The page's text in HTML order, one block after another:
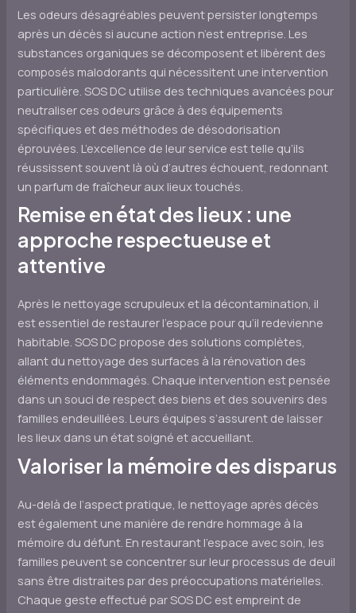
Les odeurs désagréables peuvent persister longtemps
après un décès si aucune action n’est entreprise. Les
substances organiques se décomposent et libèrent des
composés malodorants qui nécessitent une intervention
particulière. SOS DC utilise des techniques avancées pour
neutraliser ces odeurs grâce à des équipements
spécifiques et des méthodes de désodorisation
éprouvées. L’excellence de leur service est telle qu’ils
réussissent souvent là où d’autres échouent, redonnant
un parfum de fraîcheur aux lieux touchés.
Remise en état des lieux : une
approche respectueuse et
attentive
Après le nettoyage scrupuleux et la décontamination, il
est essentiel de restaurer l’espace pour qu’il redevienne
habitable. SOS DC propose des solutions complètes,
allant du nettoyage des surfaces à la rénovation des
éléments endommagés. Chaque intervention est pensée
dans un souci de respect des biens et des souvenirs des
familles endeuillées. Leurs équipes s’assurent de laisser
les lieux dans un état soigné et accueillant.
Valoriser la mémoire des disparus
Au-delà de l’aspect pratique, le nettoyage après décès
est également une manière de rendre hommage à la
mémoire du défunt. En restaurant l’espace avec soin, les
familles peuvent se concentrer sur leur processus de deuil
sans être distraites par des préoccupations matérielles.
Chaque geste effectué par SOS DC est empreint de